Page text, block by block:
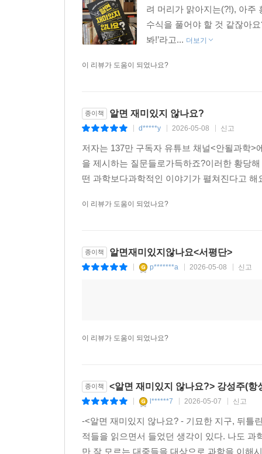
려 머리가 맑아지는(?!), 아주
수식을 풀어야 할 것 같잖아
봐!’라고... 더보기
이 리뷰가 도움이 되었나요?
종이책 알면 재미있지 않나요?
d*****y 2026-05-08 신고
저자는 137만 구독자 유튜브 채널<안될과학
을 제시하는 질문들로가득하죠?이러한 황당
떤 과학보다과학적인 이야기가 펼쳐진다고
이 리뷰가 도움이 되었나요?
종이책 알면재미있지않나요<서평단>
p*******a 2026-05-08 신고
이 리뷰가 도움이 되었나요?
종이책 <알면 재미있지 않나요?> 강성주(항
l******7 2026-05-07 신고
-<알면 재미있지 않나요? - 기묘한 지구, 뒤틀
적들을 읽으면서 들었던 생각이 있다. 나도
만 잘 모르는 대중들을 대상으로 과학을 이해